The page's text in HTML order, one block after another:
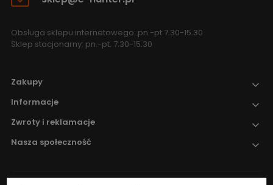
Obsługa sklepu internetowego: pn.-pt 7.30-15.30
Sklep stacjonarny: pn.-pt. 7.30-15.30
Zakupy
Informacje
Zwroty i reklamacje
Nasza społeczność